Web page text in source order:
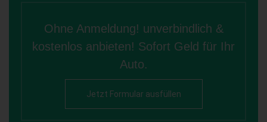
Ohne Anmeldung! unverbindlich &
kostenlos anbieten! Sofort Geld für Ihr
Auto.
Jetzt Formular ausfüllen